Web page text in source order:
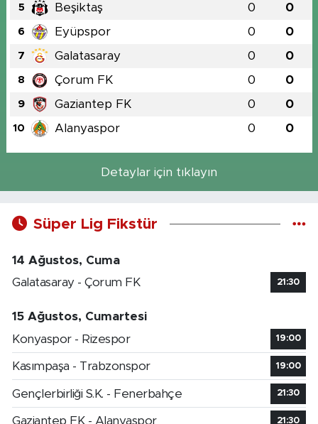
5 Beşiktaş 0 0
6 Eyüpspor 0 0
7 Galatasaray 0 0
8 Çorum FK 0 0
9 Gaziantep FK 0 0
10 Alanyaspor 0 0
Detaylar için tıklayın
Süper Lig Fikstür
14 Ağustos, Cuma
Galatasaray - Çorum FK
21:30
15 Ağustos, Cumartesi
Konyaspor - Rizespor
19:00
Kasımpaşa - Trabzonspor 19:00
Gençlerbirliği S.K. - Fenerbahçe 21:30
Gaziantep FK - Alanyaspor 21:30